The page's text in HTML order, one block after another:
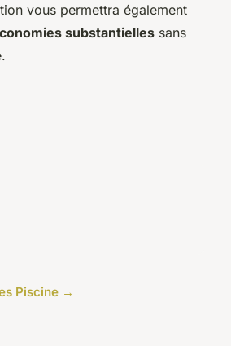
vous permettra également
substantielles sans
Piscine →